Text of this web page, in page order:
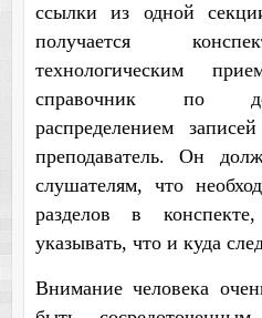
ссылки из одной
получается
технологическим
справочник по
распределением
преподаватель. Он
слушателям, что
разделов в
указывать, что и куда
Внимание человека